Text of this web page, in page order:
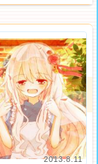
2013.8.11